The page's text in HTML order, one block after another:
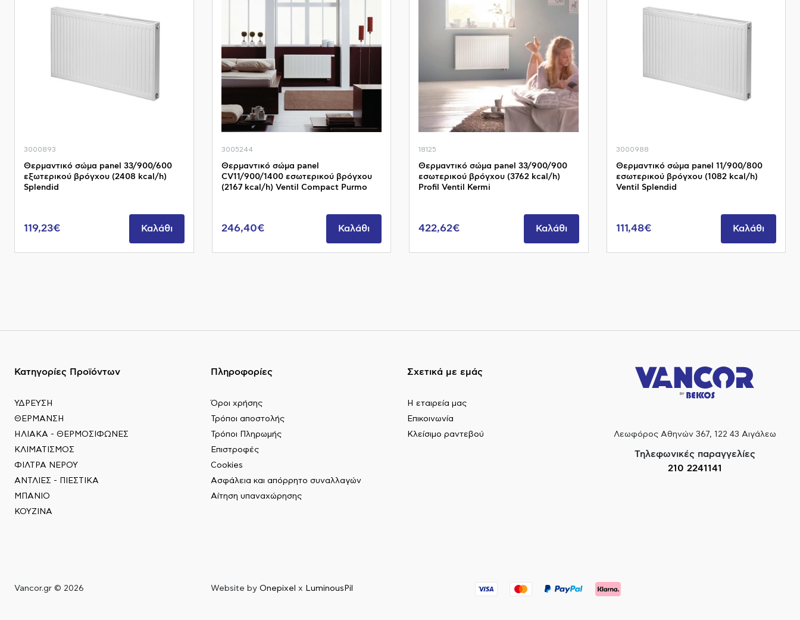
3000893
Θερμαντικό σώμα panel 33/900/600
εξωτερικού βρόγχου (2408 kcal/h)
Splendid
119,23€ Καλάθι
3005244
Θερμαντικό σώμα panel
CV11/900/1400 εσωτερικού βρόγχου
(2167 kcal/h) Ventil Compact Purmo
246,40€ Καλάθι
18125
Θερμαντικό σώμα panel 33/900/900
εσωτερικού βρόγχου (3762 kcal/h)
Profil Ventil Kermi
422,62€ Καλάθι
3000988
Θερμαντικό σώμα panel 11/900/800
εσωτερικού βρόγχου (1082 kcal/h)
Ventil Splendid
111,48€ Καλάθι
Κατηγορίες Προϊόντων
ΥΔΡΕΥΣΗ
ΘΕΡΜΑΝΣΗ
ΗΛΙΑΚΑ - ΘΕΡΜΟΣΙΦΩΝΕΣ
ΚΛΙΜΑΤΙΣΜΟΣ
ΦΙΛΤΡΑ ΝΕΡΟΥ
ΑΝΤΛΙΕΣ - ΠΙΕΣΤΙΚΑ
ΜΠΑΝΙΟ
ΚΟΥΖΙΝΑ
Πληροφορίες
Όροι χρήσης
Τρόποι αποστολής
Τρόποι Πληρωμής
Επιστροφές
Cookies
Ασφάλεια και απόρρητο συναλλαγών
Αίτηση υπαναχώρησης
Σχετικά με εμάς
Η εταιρεία μας
Επικοινωνία
Κλείσιμο ραντεβού
Λεωφόρος Αθηνών 367, 122 43 Αιγάλεω
Τηλεφωνικές παραγγελίες
210 2241141
Vancor.gr © 2026 Website by Onepixel x LuminousPil